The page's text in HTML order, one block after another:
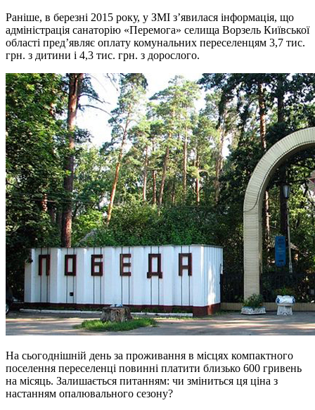
Раніше, в березні 2015 року, у ЗМІ з’явилася інформація, що
адміністрація санаторію «Перемога» селища Ворзель Київської
області пред’являє оплату комунальних переселенцям 3,7 тис.
грн. з дитини і 4,3 тис. грн. з дорослого.
На сьогоднішній день за проживання в місцях компактного
поселення переселенці повинні платити близько 600 гривень
на місяць. Залишається питанням: чи зміниться ця ціна з
настанням опалювального сезону?